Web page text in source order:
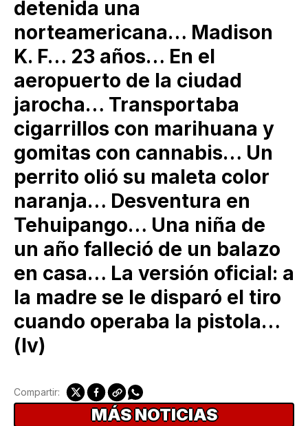
detenida una
norteamericana… Madison
K. F… 23 años… En el
aeropuerto de la ciudad
jarocha… Transportaba
cigarrillos con marihuana y
gomitas con cannabis… Un
perrito olió su maleta color
naranja… Desventura en
Tehuipango… Una niña de
un año falleció de un balazo
en casa… La versión oficial: a
la madre se le disparó el tiro
cuando operaba la pistola…
(lv)
Compartir:
MÁS NOTICIAS